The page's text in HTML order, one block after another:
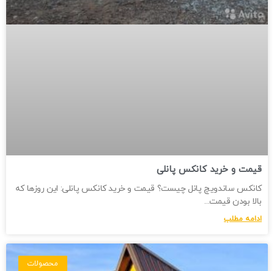
قیمت و خرید کانکس پانلی
کانکس ساندویچ پانل چیست؟ قیمت و خرید کانکس پانلی: این روزها که
بالا بودن قیمت
ادامه مطلب
محصولات